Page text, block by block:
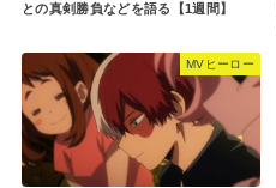
との真剣勝負などを語る【1週間】
MVヒーロー